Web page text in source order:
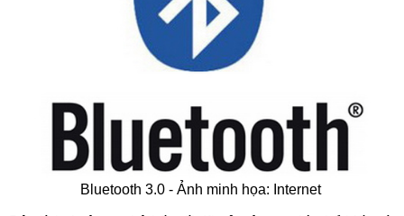
Bluetooth 3.0 - Ảnh minh họa: Internet